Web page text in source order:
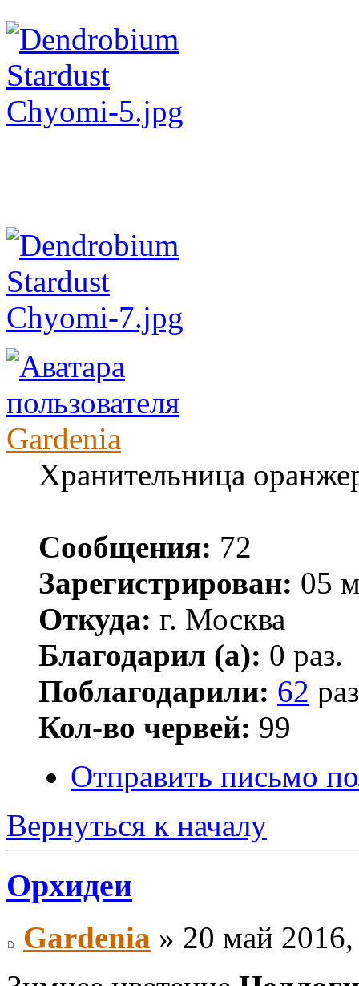
Gardenia
Хранительница
Сообщения: 72
Зарегистрирован: 05
Откуда: г. Москва
Благодарил (а): 0 раз.
Поблагодарили: 62
Кол-во червей: 99
Отправить письмо
Вернуться к началу
Орхидеи
Gardenia » 20 май